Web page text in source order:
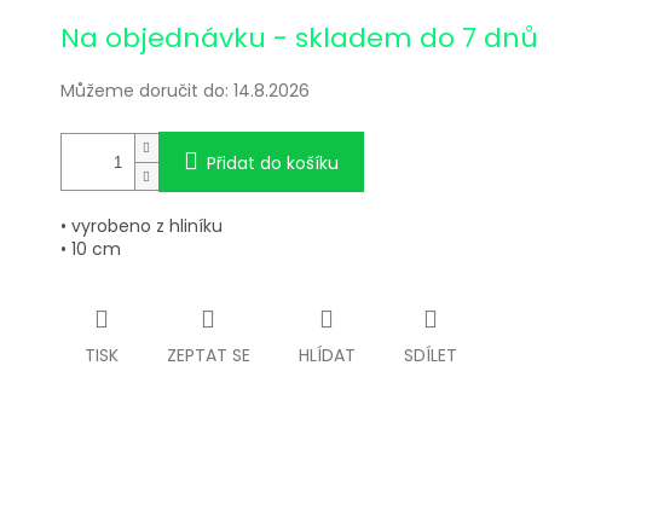
Na objednávku - skladem do 7 dnů
Můžeme doručit do: 14.8.2026
Přidat do košíku
• vyrobeno z hliníku
• 10 cm
TISK ZEPTAT SE HLÍDAT SDÍLET